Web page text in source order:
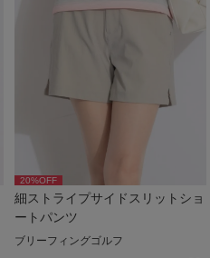
20%OFF
細ストライプサイドスリットショ
ートパンツ
ブリーフィングゴルフ